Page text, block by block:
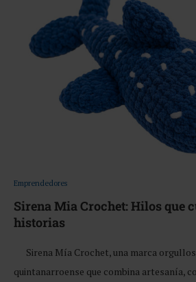
Emprendedores
Sirena Mia Crochet: Hilos que
historias
Sirena Mía Crochet, una marca
quintanarroense que combina artesanía,